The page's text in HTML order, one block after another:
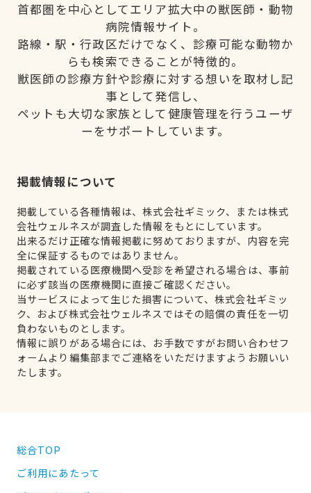
首都圏を中心としてエリア拡大中の獣医師・動物
病院情報サイト。
路線・駅・行政区だけでなく、診療可能な動物か
らも検索できることが特徴的。
獣医師の診療方針や診療に対する想いを取材し記
事として発信し、
ペットも大切な家族として健康管理を行うユーザ
ーをサポートしています。
掲載情報について
掲載している各種情報は、株式会社ギミック、または株式
会社ウェルネスが調査した情報をもとにしています。
出来るだけ正確な情報掲載に努めておりますが、内容を完
全に保証するものではありません。
掲載されている医療機関へ受診を希望される場合は、事前
に必ず該当の医療機関に直接ご確認ください。
当サービスによって生じた損害について、株式会社ギミッ
ク、および株式会社ウェルネスではその賠償の責任を一切
負わないものとします。
情報に誤りがある場合には、お手数ですがお問い合わせフ
ォームより編集部までご連絡をいただけますようお願いい
たします。
総合TOP
ご利用にあたって